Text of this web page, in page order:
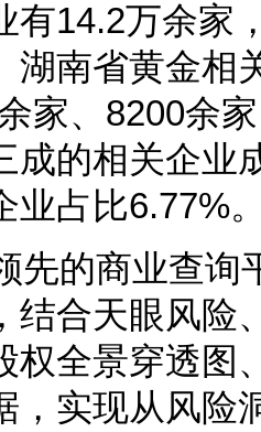
有14.2万余家
湖南省黄金相
家、8200余
成的相关企业
业占比6.77%
先的商业查询
结合天眼风险
权全景穿透图
，实现从风险